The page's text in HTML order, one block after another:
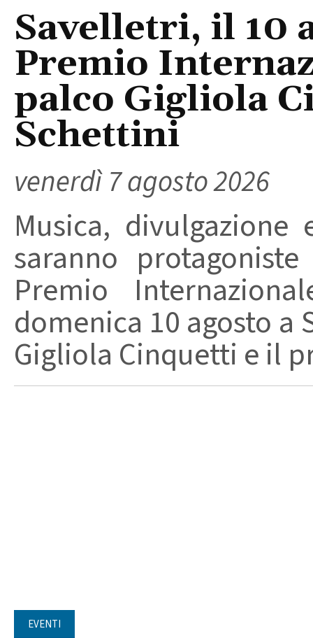
Savelletri, il 10
Premio
palco Gigliola
Schettini
venerdì 7 agosto 2026
Musica,
saranno
Premio
domenica 10 agosto
Gigliola Cinquetti e il
EVENTI